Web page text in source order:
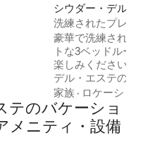
シウダー・デル・
ション・アパート
洗練されたプレミ
レジデンシャルク
豪華で洗練された
トな3ベッドルー
楽しみください。
デル・エステの活
か**10分**の、高
適さ、スタイル、
されたこのスペー
友人同士、出張
家族 · ロケーショ
テのバケーショ
メニティ・設備